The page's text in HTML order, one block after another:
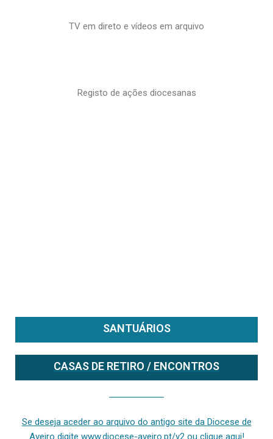
TV em direto e vídeos em arquivo
Registo de ações diocesanas
SANTUÁRIOS
CASAS DE RETIRO / ENCONTROS
Se deseja aceder ao arquivo do antigo site da Diocese de
Aveiro digite www.diocese-aveiro.pt/v2 ou clique aqui!